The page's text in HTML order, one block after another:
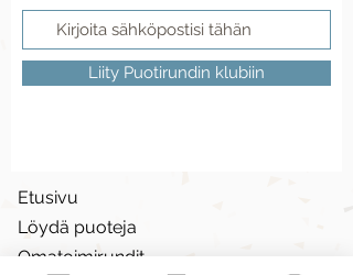
Liity Puotirundin klubiin
Etusivu
Löydä puoteja
Omatoimirundit